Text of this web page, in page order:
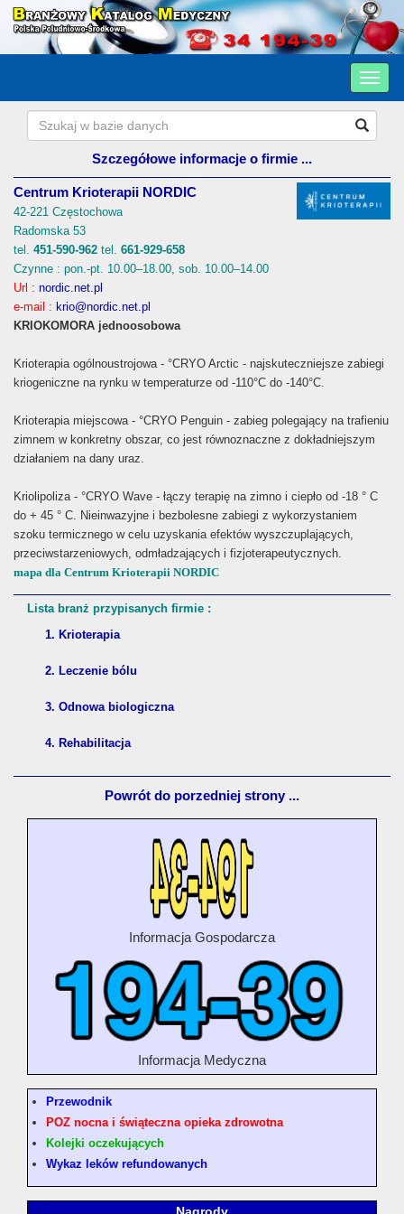
Szczegółowe informacje o firmie ...
Centrum Krioterapii NORDIC
42-221 Częstochowa
Radomska 53
tel. 451-590-962 tel. 661-929-658
Czynne : pon.-pt. 10.00–18.00, sob. 10.00–14.00
Url : nordic.net.pl
e-mail : krio@nordic.net.pl
KRIOKOMORA jednoosobowa
Krioterapia ogólnoustrojowa - °CRYO Arctic - najskuteczniejsze zabiegi
kriogeniczne na rynku w temperaturze od -110°C do -140°C.
Krioterapia miejscowa - °CRYO Penguin - zabieg polegający na trafieniu
zimnem w konkretny obszar, co jest równoznaczne z dokładniejszym
działaniem na dany uraz.
Kriolipoliza - °CRYO Wave - łączy terapię na zimno i ciepło od -18 ° C
do + 45 ° C. Nieinwazyjne i bezbolesne zabiegi z wykorzystaniem
szoku termicznego w celu uzyskania efektów wyszczuplających,
przeciwstarzeniowych, odmładzających i fizjoterapeutycznych.
mapa dla Centrum Krioterapii NORDIC
Lista branż przypisanych firmie :
1. Krioterapia
2. Leczenie bólu
3. Odnowa biologiczna
4. Rehabilitacja
Powrót do porzedniej strony ...
Informacja Gospodarcza
Informacja Medyczna
Przewodnik
POZ nocna i świąteczna opieka zdrowotna
Kolejki oczekujących
Wykaz leków refundowanych